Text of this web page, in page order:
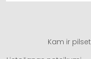
Kam ir